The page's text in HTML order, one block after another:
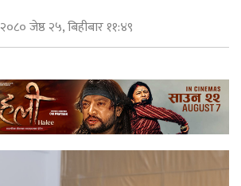
२०८० जेष्ठ २५, बिहीबार ११:४९